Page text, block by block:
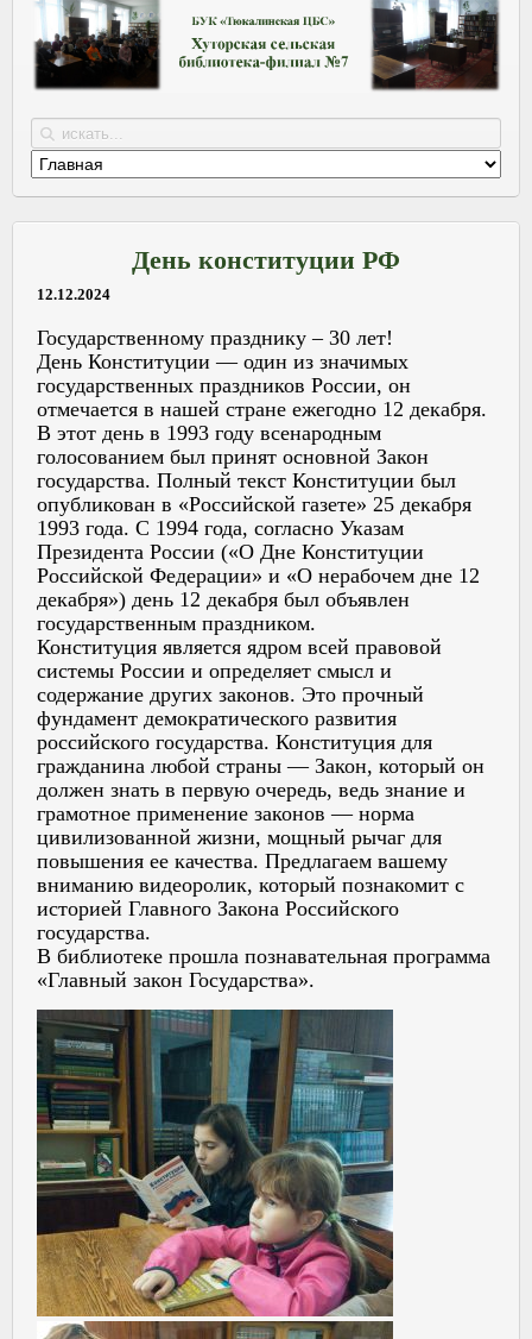
День конституции РФ
12.12.2024
Государственному празднику – 30 лет!
День Конституции — один из значимых
государственных праздников России, он
отмечается в нашей стране ежегодно 12 декабря.
В этот день в 1993 году всенародным
голосованием был принят основной Закон
государства. Полный текст Конституции был
опубликован в «Российской газете» 25 декабря
1993 года. С 1994 года, согласно Указам
Президента России («О Дне Конституции
Российской Федерации» и «О нерабочем дне 12
декабря») день 12 декабря был объявлен
государственным праздником.
Конституция является ядром всей правовой
системы России и определяет смысл и
содержание других законов. Это прочный
фундамент демократического развития
российского государства. Конституция для
гражданина любой страны — Закон, который он
должен знать в первую очередь, ведь знание и
грамотное применение законов — норма
цивилизованной жизни, мощный рычаг для
повышения ее качества. Предлагаем вашему
вниманию видеоролик, который познакомит с
историей Главного Закона Российского
государства.
В библиотеке прошла познавательная программа
«Главный закон Государства».